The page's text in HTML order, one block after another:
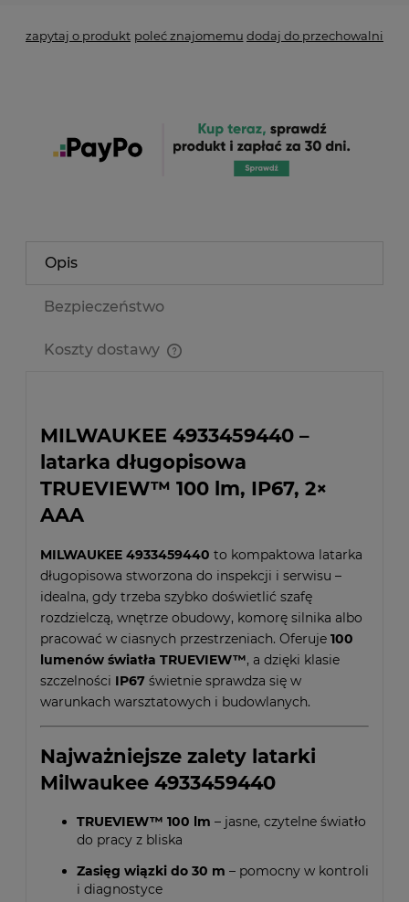
zapytaj o produkt poleć znajomemu dodaj do przechowalni
Opis
Bezpieczeństwo
Koszty dostawy
MILWAUKEE 4933459440 –
latarka długopisowa
TRUEVIEW™ 100 lm, IP67, 2×
AAA
MILWAUKEE 4933459440 to kompaktowa latarka
długopisowa stworzona do inspekcji i serwisu –
idealna, gdy trzeba szybko doświetlić szafę
rozdzielczą, wnętrze obudowy, komorę silnika albo
pracować w ciasnych przestrzeniach. Oferuje 100
lumenów światła TRUEVIEW™, a dzięki klasie
szczelności IP67 świetnie sprawdza się w
warunkach warsztatowych i budowlanych.
Najważniejsze zalety latarki
Milwaukee 4933459440
TRUEVIEW™ 100 lm – jasne, czytelne światło
do pracy z bliska
Zasięg wiązki do 30 m – pomocny w kontroli
i diagnostyce